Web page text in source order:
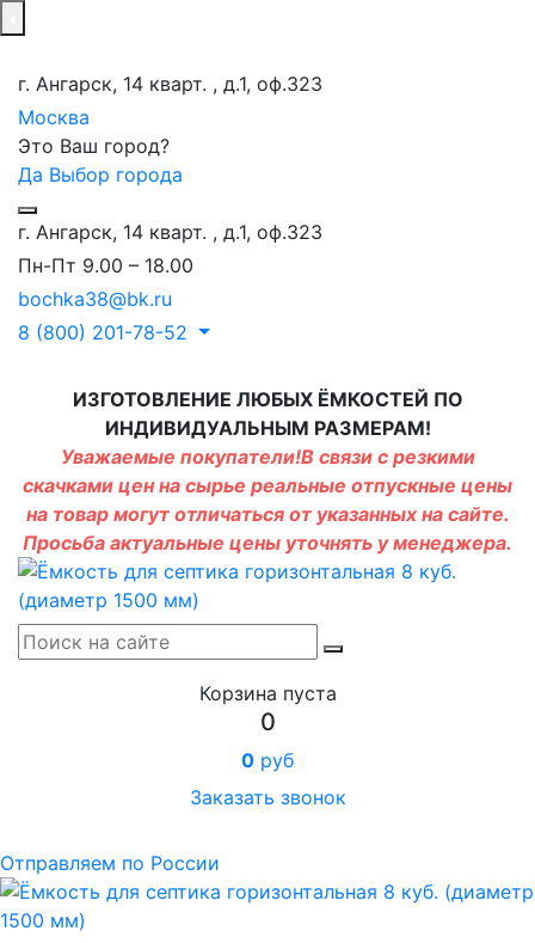
г. Ангарск, 14 кварт. , д.1, оф.323
Москва
Это Ваш город?
Да Выбор города
г. Ангарск, 14 кварт. , д.1, оф.323
Пн-Пт 9.00 – 18.00
bochka38@bk.ru
8 (800) 201-78-52
ИЗГОТОВЛЕНИЕ ЛЮБЫХ ЁМКОСТЕЙ ПО
ИНДИВИДУАЛЬНЫМ РАЗМЕРАМ!
Уважаемые покупатели!В связи с резкими
скачками цен на сырье реальные отпускные цены
на товар могут отличаться от указанных на сайте.
Просьба актуальные цены уточнять у менеджера.
Корзина пуста
0
0 руб
Заказать звонок
Отправляем по России